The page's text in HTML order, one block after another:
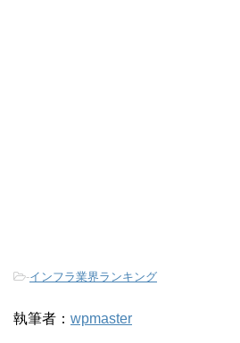
-インフラ業界ランキング
執筆者： wpmaster